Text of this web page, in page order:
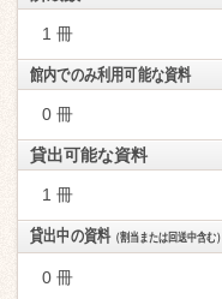
1 冊
館内でのみ利用可能な資料
0 冊
貸出可能な資料
1 冊
貸出中の資料（割当または回送中含む）
0 冊